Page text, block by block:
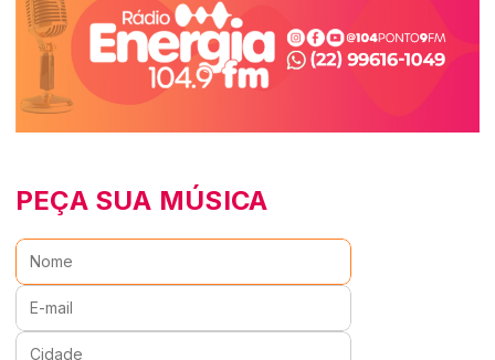
PEÇA SUA MÚSICA
Nome:
E-mail:
Cidade: